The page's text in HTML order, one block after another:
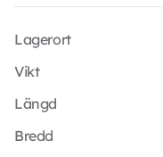
Lagerort
Vikt
Längd
Bredd